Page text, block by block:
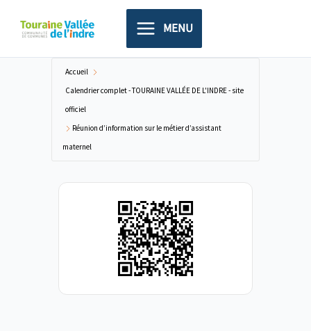
principal
MENU
Accueil
Calendrier complet - TOURAINE VALLÉE DE L'INDRE - site
officiel
Réunion d’information sur le métier d’assistant
maternel